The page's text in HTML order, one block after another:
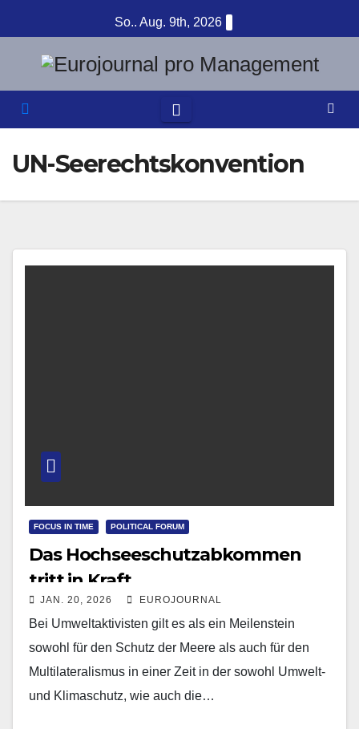
Inhalt
springen
So.. Aug. 9th, 2026
UN-Seerechtskonvention
FOCUS IN TIME POLITICAL FORUM
Das Hochseeschutzabkommen
tritt in Kraft
JAN. 20, 2026 EUROJOURNAL
Bei Umweltaktivisten gilt es als ein Meilenstein
sowohl für den Schutz der Meere als auch für den
Multilateralismus in einer Zeit in der sowohl Umwelt-
und Klimaschutz, wie auch die…